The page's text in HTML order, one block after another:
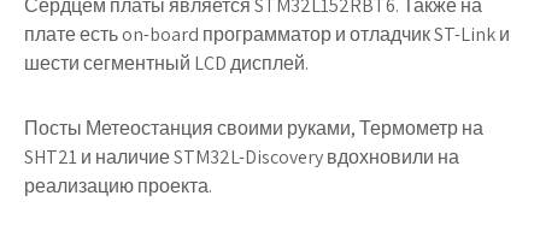
Сердцем платы является STM32L152RBT6. Также на
плате есть on-board программатор и отладчик ST-Link и
шести сегментный LCD дисплей.
Посты Метеостанция своими руками, Термометр на
SHT21 и наличие STM32L-Discovery вдохновили на
реализацию проекта.